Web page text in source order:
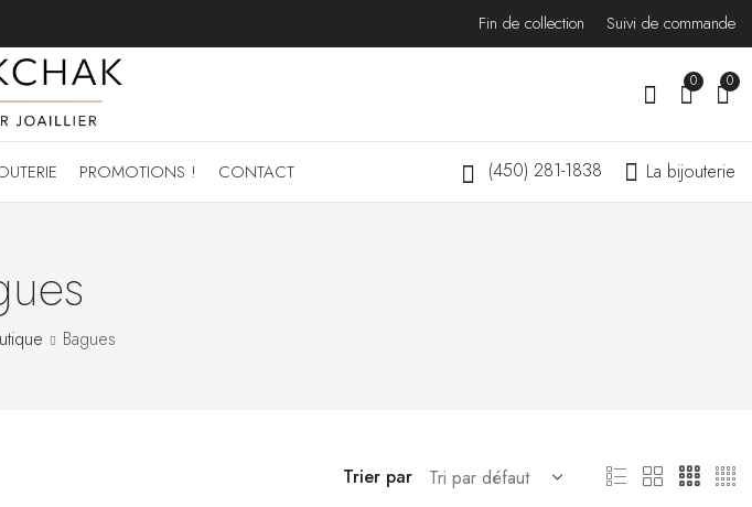
Fin de collection Suivi de commande
0 0
PROMOTIONS ! CONTACT (450) 281-1838 La bijouterie
Bagues
Trier par